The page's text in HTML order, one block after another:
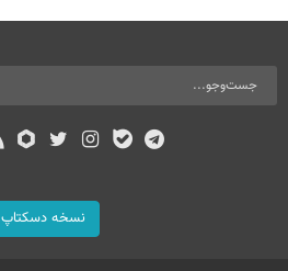
نسخه دسکتاپ